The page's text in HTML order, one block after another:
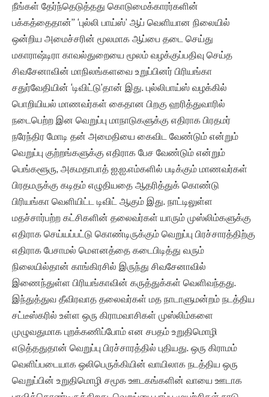
நீங்கள் தேர்ந்தெடுத்தது கொடுமைக்காரர்களின்
பக்கத்தைதான்” ‘புல்லி பாய்ஸ்’ ஆப் வெளியான நிலையில்
ஒன்றிய அமைச்சரின் மூலமாக ஆப்பை தடை செய்து
மகாராஷ்டிரா காவல்துறையை மூலம் வழக்குப்பதிவு செய்த
சிவசேனாவின் மாநிலங்களவை உறுப்பினர் பிரியங்கா
சதுர்வேதியின் ‘டிவிட்டு’தான் இது. புல்லிபாய்ஸ் வழக்கில்
பொறியியல் மாணவர்கள் கைதான பிறகு ஹரித்துவாரில்
நடைபெற்ற இன வெறுப்பு மாநாடுகளுக்கு எதிராக பிரதமர்
நரேந்திர மோடி தன் அமைதியை கைவிட வேண்டும் என்றும்
வெறுப்பு குற்றங்களுக்கு எதிராக பேச வேண்டும் என்றும்
பெங்களூரு, அகமதாபாத் ஐ.ஐ.எம்களில் படிக்கும் மாணவர்கள்
பிரதமருக்கு கடிதம் எழுதியதை ஆதரித்துக் கொண்டு
பிரியங்கா வெளியிட்ட டிவிட் ஆகும் இது. நாட்டிலுள்ள
மதச்சார்பற்ற கட்சிகளின் தலைவர்கள் யாரும் முஸ்லிம்களுக்கு
எதிராக செய்யப்பட்டு கொண்டிருக்கும் வெறுப்பு பிரச்சாரத்திற்கு
எதிராக பேசாமல் மௌனத்தை கடைபிடித்து வரும்
நிலையில்தான் காங்கிரசில் இருந்து சிவசேனாவில்
இணைந்துள்ள பிரியங்காவின் கருத்துக்கள் வெளிவந்தது.
இந்துத்துவ தீவிரவாத தலைவர்கள் மத நாடாளுமன்றம் நடத்திய
சட்டீஸ்கரில் உள்ள ஒரு கிராமவாசிகள் முஸ்லிம்களை
முழுவதுமாக புறக்கணிப்போம் என சபதம் உறுதிமொழி
எடுத்ததுதான் வெறுப்பு பிரச்சாரத்தில் புதியது. ஒரு கிராமம்
வெளிப்படையாக ஒலிபெருக்கியின் வாயிலாக நடத்திய ஒரு
வெறுப்பின் உறுதிமொழி சமூக ஊடகங்களின் வாயை ஊடாக